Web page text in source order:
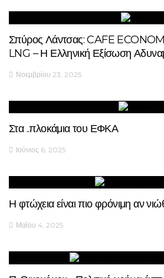
Σπύρος Λάντσας: CAFE
LNG – Η Ελληνική Εξίσωση
Νοεμβρίου 23, 2025
Στα ..πλοκάμια του ΕΦΚΑ
Ιούνιος 6, 2025
Η φτώχεια είναι πιο φρόνιμη αν
Μαΐου 4, 2025